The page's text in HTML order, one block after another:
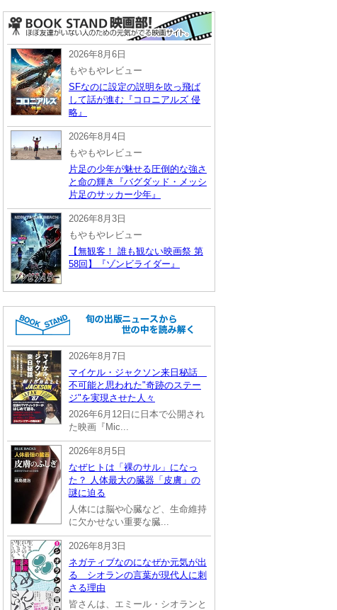
2026年8月6日
もやもやレビュー
SFなのに設定の説明を吹っ飛ば
して話が進む『コロニアルズ 侵
略』
2026年8月4日
もやもやレビュー
片足の少年が魅せる圧倒的な強さ
と命の輝き『バグダッド・メッシ
片足のサッカー少年』
2026年8月3日
もやもやレビュー
【無観客！ 誰も観ない映画祭 第
58回】『ゾンビライダー』
2026年8月7日
マイケル・ジャクソン来日秘話
不可能と思われた"奇跡のステー
ジ"を実現させた人々
2026年6月12日に日本で公開され
た映画『Mic...
2026年8月5日
なぜヒトは「裸のサル」になっ
た？ 人体最大の臓器「皮膚」の
謎に迫る
人体には脳や心臓など、生命維持
に欠かせない重要な臓...
2026年8月3日
ネガティブなのになぜか元気が出
る シオランの言葉が現代人に刺
さる理由
皆さんは、エミール・シオランと